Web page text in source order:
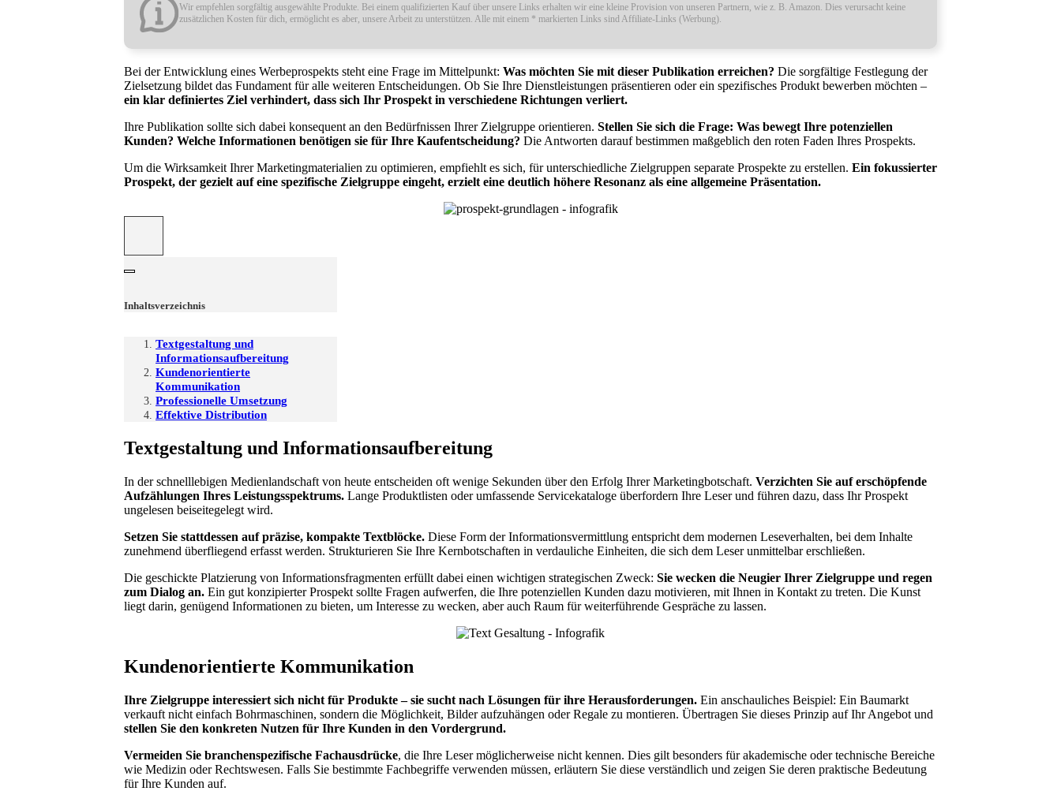
Wir empfehlen sorgfältig ausgewählte Produkte. Bei einem qualifizierten Kauf über unsere Links erhalten wir eine kleine Provision von unseren Partnern, wie z. B. Amazon. Dies verursacht keine
zusätzlichen Kosten für dich, ermöglicht es aber, unsere Arbeit zu unterstützen. Alle mit einem * markierten Links sind Affiliate-Links (Werbung).
Bei der Entwicklung eines Werbeprospekts steht eine Frage im Mittelpunkt: Was möchten Sie mit dieser Publikation erreichen? Die sorgfältige Festlegung der
Zielsetzung bildet das Fundament für alle weiteren Entscheidungen. Ob Sie Ihre Dienstleistungen präsentieren oder ein spezifisches Produkt bewerben möchten –
ein klar definiertes Ziel verhindert, dass sich Ihr Prospekt in verschiedene Richtungen verliert.
Ihre Publikation sollte sich dabei konsequent an den Bedürfnissen Ihrer Zielgruppe orientieren. Stellen Sie sich die Frage: Was bewegt Ihre potenziellen
Kunden? Welche Informationen benötigen sie für Ihre Kaufentscheidung? Die Antworten darauf bestimmen maßgeblich den roten Faden Ihres Prospekts.
Um die Wirksamkeit Ihrer Marketingmaterialien zu optimieren, empfiehlt es sich, für unterschiedliche Zielgruppen separate Prospekte zu erstellen. Ein fokussierter
Prospekt, der gezielt auf eine spezifische Zielgruppe eingeht, erzielt eine deutlich höhere Resonanz als eine allgemeine Präsentation.
Inhaltsverzeichnis
Textgestaltung und
Informationsaufbereitung
Kundenorientierte
Kommunikation
Professionelle Umsetzung
Effektive Distribution
Textgestaltung und Informationsaufbereitung
In der schnelllebigen Medienlandschaft von heute entscheiden oft wenige Sekunden über den Erfolg Ihrer Marketingbotschaft. Verzichten Sie auf erschöpfende
Aufzählungen Ihres Leistungsspektrums. Lange Produktlisten oder umfassende Servicekataloge überfordern Ihre Leser und führen dazu, dass Ihr Prospekt
ungelesen beiseitegelegt wird.
Setzen Sie stattdessen auf präzise, kompakte Textblöcke. Diese Form der Informationsvermittlung entspricht dem modernen Leseverhalten, bei dem Inhalte
zunehmend überfliegend erfasst werden. Strukturieren Sie Ihre Kernbotschaften in verdauliche Einheiten, die sich dem Leser unmittelbar erschließen.
Die geschickte Platzierung von Informationsfragmenten erfüllt dabei einen wichtigen strategischen Zweck: Sie wecken die Neugier Ihrer Zielgruppe und regen
zum Dialog an. Ein gut konzipierter Prospekt sollte Fragen aufwerfen, die Ihre potenziellen Kunden dazu motivieren, mit Ihnen in Kontakt zu treten. Die Kunst
liegt darin, genügend Informationen zu bieten, um Interesse zu wecken, aber auch Raum für weiterführende Gespräche zu lassen.
Kundenorientierte Kommunikation
Ihre Zielgruppe interessiert sich nicht für Produkte – sie sucht nach Lösungen für ihre Herausforderungen. Ein anschauliches Beispiel: Ein Baumarkt
verkauft nicht einfach Bohrmaschinen, sondern die Möglichkeit, Bilder aufzuhängen oder Regale zu montieren. Übertragen Sie dieses Prinzip auf Ihr Angebot und
stellen Sie den konkreten Nutzen für Ihre Kunden in den Vordergrund.
Vermeiden Sie branchenspezifische Fachausdrücke, die Ihre Leser möglicherweise nicht kennen. Dies gilt besonders für akademische oder technische Bereiche
wie Medizin oder Rechtswesen. Falls Sie bestimmte Fachbegriffe verwenden müssen, erläutern Sie diese verständlich und zeigen Sie deren praktische Bedeutung
für Ihre Kunden auf.